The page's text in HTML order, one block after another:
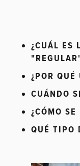
¿CUÁL ES
¿POR QUÉ
CUÁNDO
¿CÓMO
QUÉ TIPO